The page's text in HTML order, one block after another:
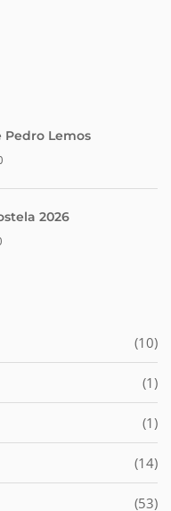
Lemos
2026
(10)
(1)
(1)
(14)
(53)